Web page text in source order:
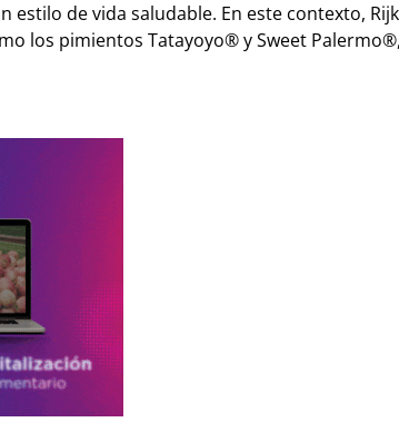
de vida saludable. En este contexto,
los pimientos Tatayoyo® y Sweet Palermo®,